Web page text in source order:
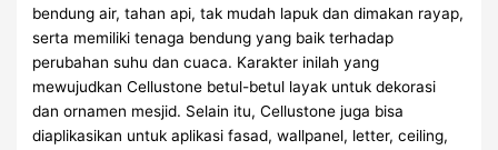
bendung air, tahan api, tak mudah lapuk dan dimakan rayap,
serta memiliki tenaga bendung yang baik terhadap
perubahan suhu dan cuaca. Karakter inilah yang
mewujudkan Cellustone betul-betul layak untuk dekorasi
dan ornamen mesjid. Selain itu, Cellustone juga bisa
diaplikasikan untuk aplikasi fasad, wallpanel, letter, ceiling,